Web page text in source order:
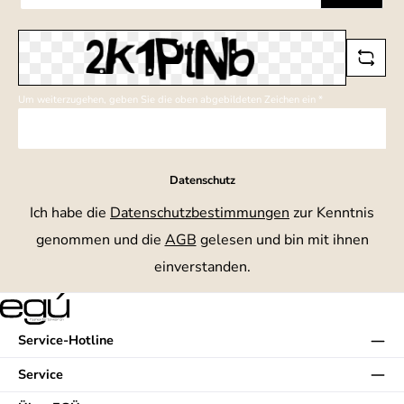
Um weiterzugehen, geben Sie die oben abgebildeten Zeichen ein *
Datenschutz
Ich habe die Datenschutzbestimmungen zur Kenntnis
genommen und die AGB gelesen und bin mit ihnen
einverstanden.
Service-Hotline
Service